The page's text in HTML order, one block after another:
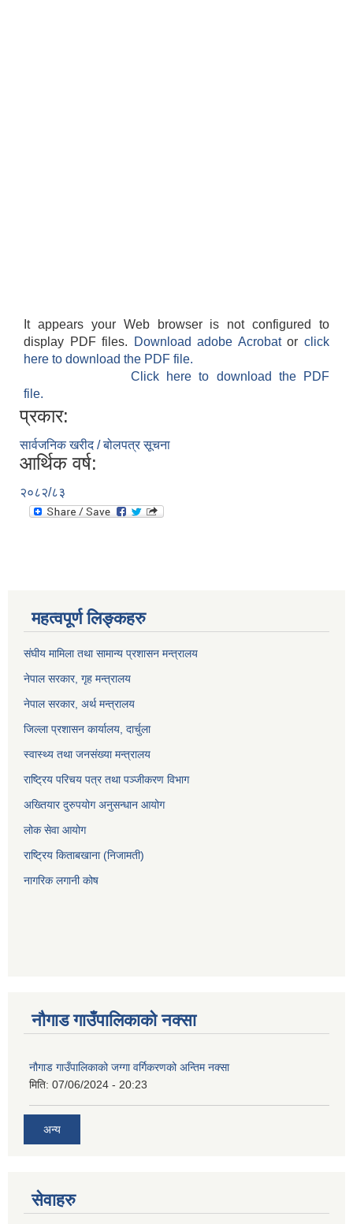
It appears your Web browser is not configured to
display PDF files.
Download adobe Acrobatorclick
here to download the PDF file.
Click here to download the PDF
file.
प्रकार:
सार्वजनिक खरीद / बोलपत्र सूचना
आर्थिक वर्ष:
२०८२/८३
महत्वपूर्ण लिङ्कहरु
संघीय मामिला तथा सामान्य प्रशासन मन्त्रालय
नेपाल सरकार, गृह मन्त्रालय
नेपाल सरकार, अर्थ मन्त्रालय
जिल्ला प्रशासन कार्यालय, दार्चुला
स्वास्थ्य तथा जनसंख्या मन्त्रालय
राष्ट्रिय परिचय पत्र तथा पञ्जीकरण विभाग
अख्तियार दुरुपयोग अनुसन्धान आयोग
लोक सेवा आयोग
राष्ट्रिय किताबखाना (निजामती)
नागरिक लगानी कोष
नौगाड गाउँपालिकाको नक्सा
नौगाड गाउँपालिकाको जग्गा वर्गिकरणको अन्तिम नक्सा
मिति: 07/06/2024 - 20:23
अन्य
सेवाहरु